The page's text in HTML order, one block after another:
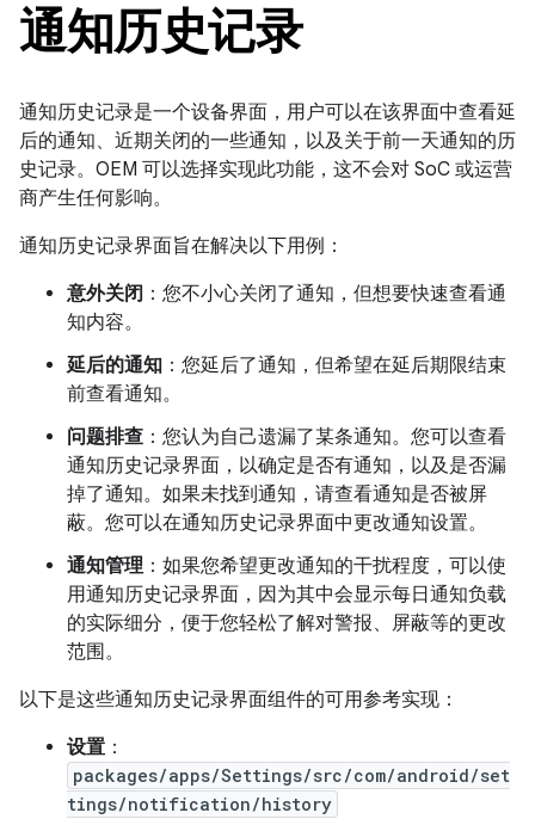
通知历史记录
通知历史记录是一个设备界面，用户可以在该界面中查看延
后的通知、近期关闭的一些通知，以及关于前一天通知的历
史记录。OEM 可以选择实现此功能，这不会对 SoC 或运营
商产生任何影响。
通知历史记录界面旨在解决以下用例：
意外关闭 ：您不小心关闭了通知，但想要快速查看通
知内容。
延后的通知 ：您延后了通知，但希望在延后期限结束
前查看通知。
问题排查 ：您认为自己遗漏了某条通知。您可以查看
通知历史记录界面，以确定是否有通知，以及是否漏
掉了通知。如果未找到通知，请查看通知是否被屏
蔽。您可以在通知历史记录界面中更改通知设置。
通知管理：如果您希望更改通知的干扰程度，可以使
用通知历史记录界面，因为其中会显示每日通知负载
的实际细分，便于您轻松了解对警报、屏蔽等的更改
范围。
以下是这些通知历史记录界面组件的可用参考实现：
设置 ：
packages/apps/Settings/src/com/android/set
tings/notification/history